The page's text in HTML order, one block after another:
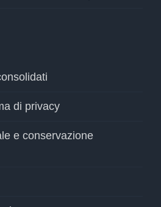
di privacy
e conservazione